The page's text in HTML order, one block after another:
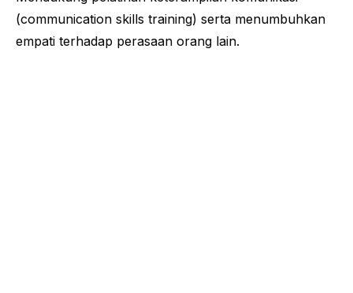
(communication skills training) serta menumbuhkan
empati terhadap perasaan orang lain.